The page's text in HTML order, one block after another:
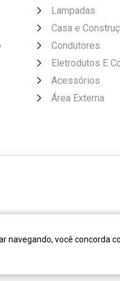
Lampadas
Casa e
Condutores
Eletrodutos E
Acessórios
Área Externa
navegando, você concorda